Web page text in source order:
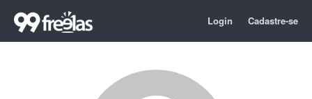
Login Cadastre-se